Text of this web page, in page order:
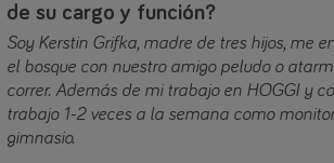
de su cargo y función?
Soy Kerstin Grifka, madre de tres hijos, me
el bosque con nuestro amigo peludo o
correr. Además de mi trabajo en HOGGI y
trabajo 1-2 veces a la semana como
gimnasio.